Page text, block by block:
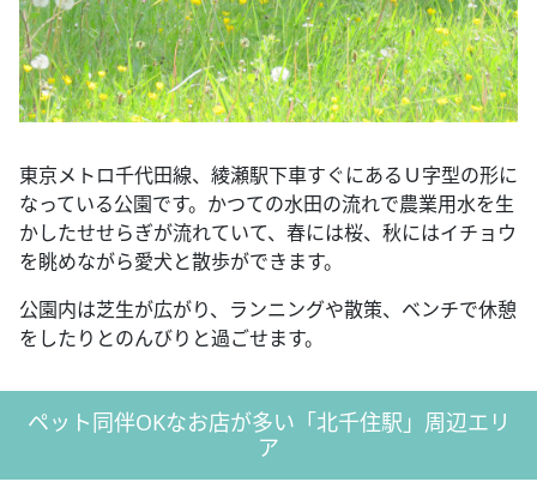
東京メトロ千代田線、綾瀬駅下車すぐにあるＵ字型の形に
なっている公園です。かつての水田の流れで農業用水を生
かしたせせらぎが流れていて、春には桜、秋にはイチョウ
を眺めながら愛犬と散歩ができます。
公園内は芝生が広がり、ランニングや散策、ベンチで休憩
をしたりとのんびりと過ごせます。
ペット同伴OKなお店が多い「北千住駅」周辺エリ
ア